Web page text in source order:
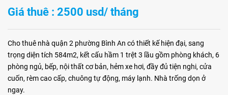
Giá thuê : 2500 usd/ tháng
Cho thuê nhà quận 2 phường Bình An có thiết kế hiện đại, sang
trọng diện tích 584m2, kết cấu hầm 1 trệt 3 lầu gồm phòng khách, 6
phòng ngủ, bếp, nội thất cơ bản, hẻm xe hơi, đầy đủ tiện nghi, cửa
cuốn, rèm cao cấp, chuông tự động, máy lạnh. Nhà trống dọn ở
ngay.